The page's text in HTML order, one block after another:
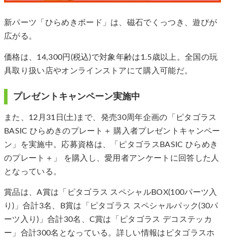
新パーツ「ひらめきボード」は、磁石でくっつき、遊びが
広がる。
価格は、14,300円(税込)で対象年齢は1.5歳以上。全国の玩
具取り扱い店やオンラインストアにて購入可能だ。
プレゼントキャンペーン実施中
また、12月31日(土)まで、発売30周年企画の「ピタゴラス
BASIC ひらめきのプレート＋ 購入者プレゼントキャンペー
ン」を実施中。応募資格は、「ピタゴラスBASIC ひらめき
のプレート＋」 を購入し、愛用者アンケートに回答した人
となっている。
賞品は、A賞は「ピタゴラス スペシャルBOX(100パーツ入
り)」合計3名、B賞は「ピタゴラス スペシャルパック(30パ
ーツ入り)」合計30名、C賞は「ピタゴラス デコステッカ
ー」合計300名となっている。詳しい情報はピタゴラスホ